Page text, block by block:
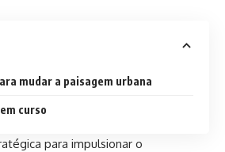
mudar a paisagem urbana
curso
para impulsionar o